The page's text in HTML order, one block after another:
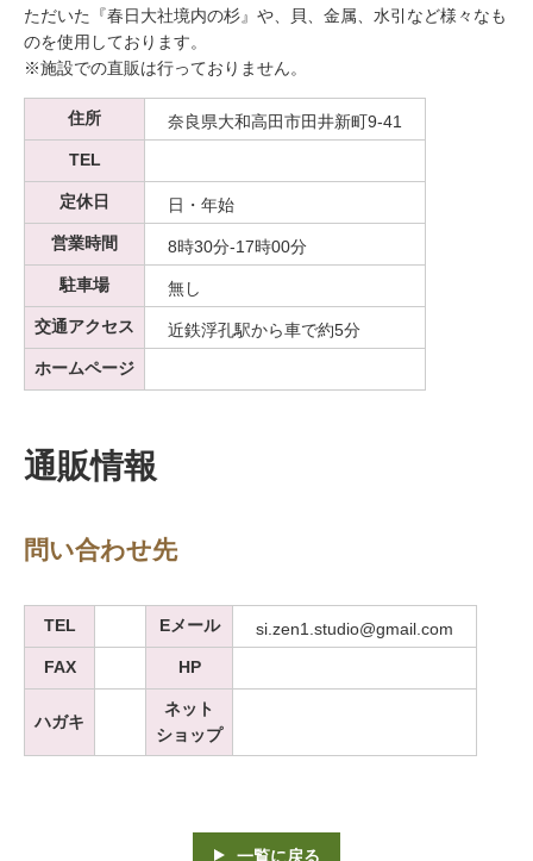
ただいた『春日大社境内の杉』や、貝、金属、水引など様々なも
のを使用しております。
※施設での直販は行っておりません。
住所
奈良県大和高田市田井新町9-41
TEL
定休日
日・年始
営業時間
8時30分-17時00分
駐車場
無し
交通アクセス
近鉄浮孔駅から車で約5分
ホームページ
通販情報
問い合わせ先
TEL Eメール
si.zen1.studio@gmail.com
FAX
HP
ハガキ
ネット
ショップ
一覧に戻る